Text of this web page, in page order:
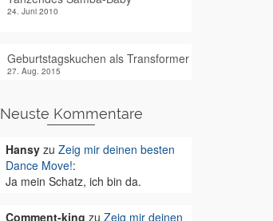
24. Juni 2010
Geburtstagskuchen als Transformer
27. Aug. 2015
Neuste Kommentare
Hansyzu Zeig mir deinen besten
Dance Move!:
Ja mein Schatz, ich bin da.
Comment-king zu Zeig mir deinen